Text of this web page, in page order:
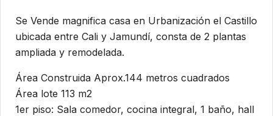
Se Vende magnifica casa en Urbanización el Castillo
ubicada entre Cali y Jamundí, consta de 2 plantas
ampliada y remodelada.
Área Construida Aprox.144 metros cuadrados
Área lote 113 m2
1er piso: Sala comedor, cocina integral, 1 baño, hall